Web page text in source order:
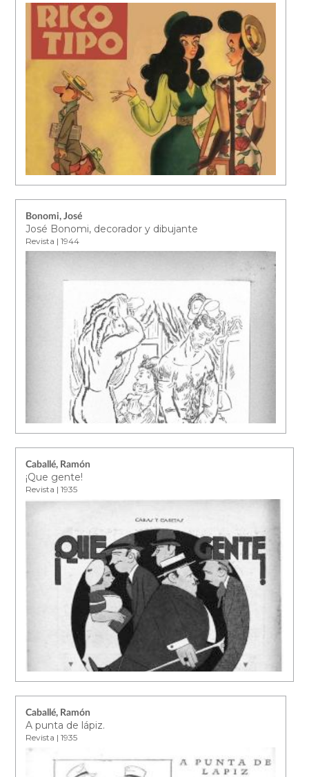
Bonomi, José
José Bonomi, decorador y dibujante
Revista | 1944
Caballé, Ramón
¡Que gente!
Revista | 1935
Caballé, Ramón
A punta de lápiz.
Revista | 1935